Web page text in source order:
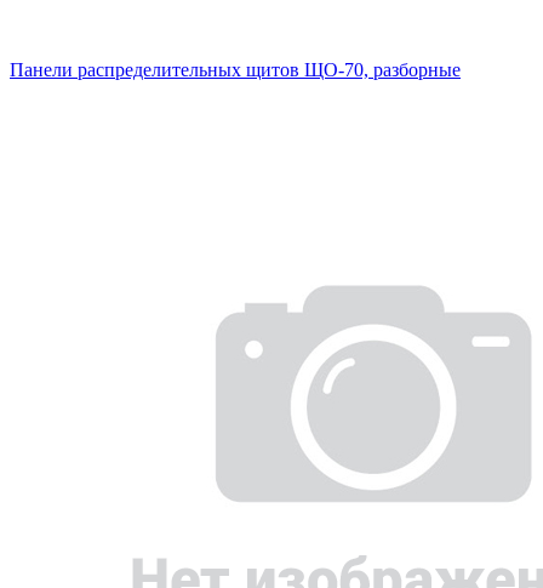
Панели распределительных щитов ЩО-70, разборные